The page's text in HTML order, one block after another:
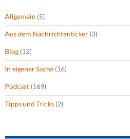
Allgemein (5)
Aus dem Nachrichtenticker (3)
Blog (12)
In eigener Sache (16)
Podcast (169)
Tipps und Tricks (2)